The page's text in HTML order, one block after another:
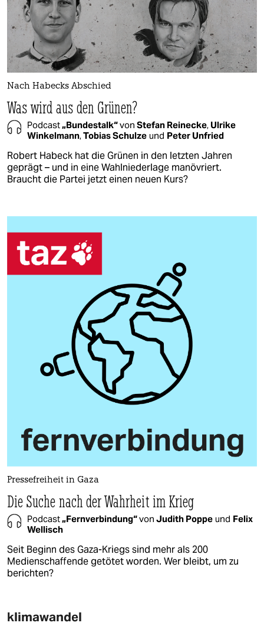
Nach Habecks Abschied
Was wird aus den Grünen?
Podcast„Bundestalk“von Stefan Reinecke, Ulrike
Winkelmann,Tobias Schulze und Peter Unfried
Robert Habeck hat die Grünen in den letzten Jahren
geprägt – und in eine Wahlniederlage manövriert.
Braucht die Partei jetzt einen neuen Kurs?
Pressefreiheit in Gaza
Die Suche nach der Wahrheit im Krieg
Podcast„Fernverbindung“von Judith Poppe und Felix
Wellisch
Seit Beginn des Gaza-Kriegs sind mehr als 200
Medienschaffende getötet worden. Wer bleibt, um zu
berichten?
klimawandel